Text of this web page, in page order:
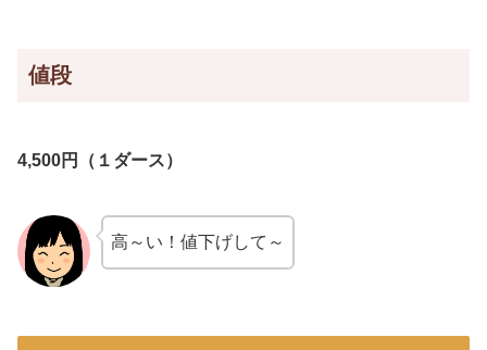
値段
4,500円（１ダース）
高～い！値下げして～